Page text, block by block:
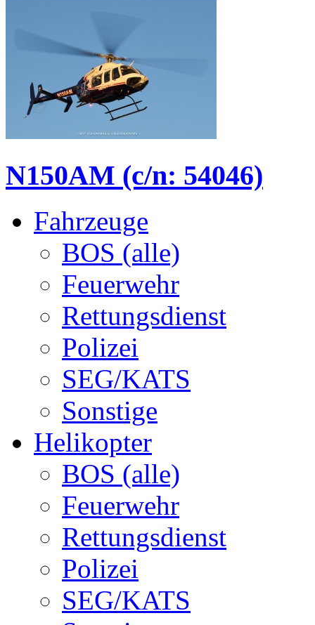
N150AM (c/n: 54046)
Fahrzeuge
BOS (alle)
Feuerwehr
Rettungsdienst
Polizei
SEG/KATS
Sonstige
Helikopter
BOS (alle)
Feuerwehr
Rettungsdienst
Polizei
SEG/KATS